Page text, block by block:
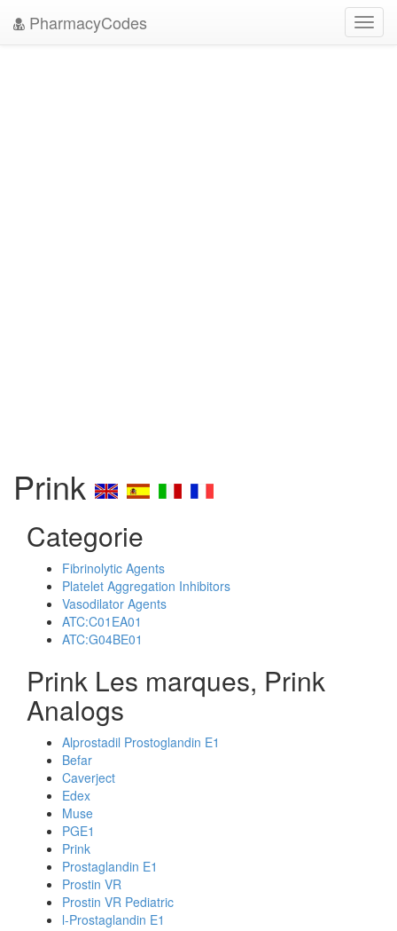
PharmacyCodes
Prink
Categorie
Fibrinolytic Agents
Platelet Aggregation Inhibitors
Vasodilator Agents
ATC:C01EA01
ATC:G04BE01
Prink Les marques, Prink
Analogs
Alprostadil Prostoglandin E1
Befar
Caverject
Edex
Muse
PGE1
Prink
Prostaglandin E1
Prostin VR
Prostin VR Pediatric
l-Prostaglandin E1